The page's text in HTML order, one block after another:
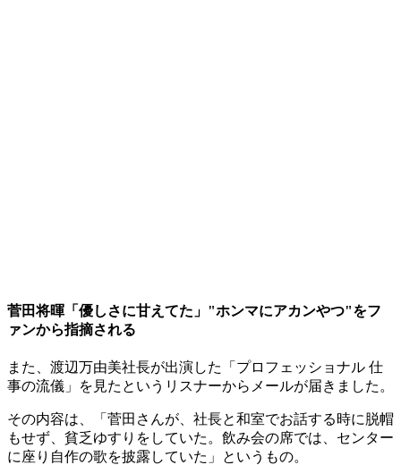
菅田将暉「優しさに甘えてた」"ホンマにアカンやつ"をフ
ァンから指摘される
また、渡辺万由美社長が出演した「プロフェッショナル 仕
事の流儀」を見たというリスナーからメールが届きました。
その内容は、「菅田さんが、社長と和室でお話する時に脱帽
もせず、貧乏ゆすりをしていた。飲み会の席では、センター
に座り自作の歌を披露していた」というもの。